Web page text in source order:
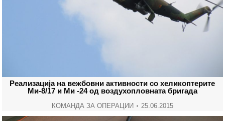
Реализација на вежбовни активности со хеликоптерите
Ми-8/17 и Ми -24 од воздухопловната бригада
КОМАНДА ЗА ОПЕРАЦИИ 25.06.2015